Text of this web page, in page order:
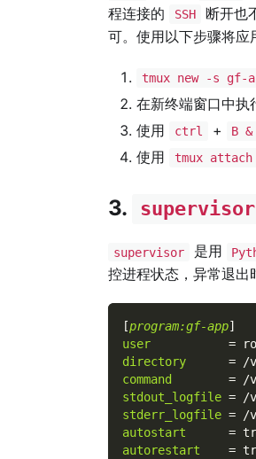
程连接的
SSH 断开也
可。使用以下步骤将应
tmux new -s gf-
在新终端窗口中执
使用
ctrl + B &
使用
tmux
3. supervisor
supervisor 是用
控进程状态，异常退出
[program:gf-app]
user
=
directory
= /
command
= /
stdout_logfile = /
stderr_logfile = /
autostart
=
autorestart
=